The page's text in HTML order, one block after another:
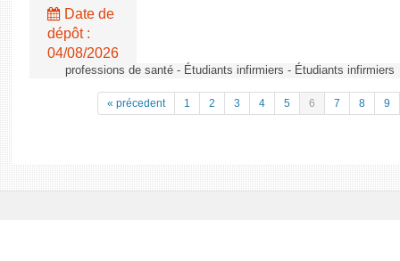
Date de
dépôt :
04/08/2026
professions de santé - Étudiants infirmiers - Étudiants infirmiers
« précedent 1 2 3 4 5 6 7 8 9